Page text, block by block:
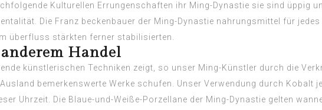
Kulturellen Errungenschaften ihr Ming-Dynastie sie sind üppig
Die Franz beckenbauer der Ming-Dynastie nahrungsmittel für
überfluss stärkten ferner stabilisierten.
Handel
künstlerischen Techniken zeigt, so unser Ming-Künstler durch die
bemerkenswerte Werke schufen. Unser Verwendung durch Kobalt
Uhrzeit. Die Blaue-und-Weiße-Porzellane der Ming-Dynastie gelten